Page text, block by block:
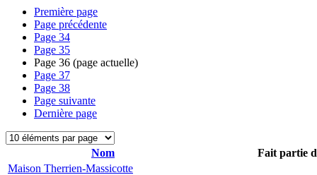
Première page
Page précédente
Page 34
Page 35
Page 36 (page actuelle)
Page 37
Page 38
Page suivante
Dernière page
Nom
Fait partie
Maison Therrien-Massicotte